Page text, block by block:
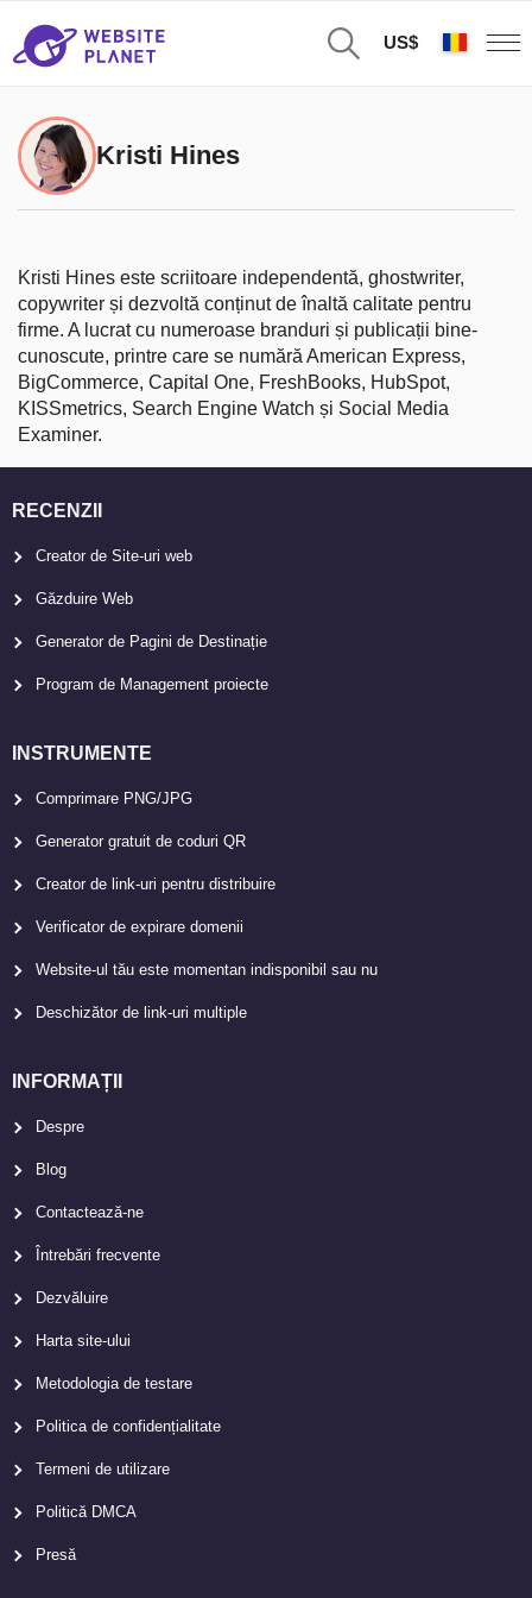
US$
Kristi Hines
Kristi Hines este scriitoare independentă, ghostwriter,
copywriter și dezvoltă conținut de înaltă calitate pentru
firme. A lucrat cu numeroase branduri și publicații bine-
cunoscute, printre care se numără American Express,
BigCommerce, Capital One, FreshBooks, HubSpot,
KISSmetrics, Search Engine Watch și Social Media
Examiner.
RECENZII
Creator de Site-uri web
Găzduire Web
Generator de Pagini de Destinație
Program de Management proiecte
INSTRUMENTE
Comprimare PNG/JPG
Generator gratuit de coduri QR
Creator de link-uri pentru distribuire
Verificator de expirare domenii
Website-ul tău este momentan indisponibil sau nu
Deschizător de link-uri multiple
INFORMAȚII
Despre
Blog
Contactează-ne
Întrebări frecvente
Dezvăluire
Harta site-ului
Metodologia de testare
Politica de confidențialitate
Termeni de utilizare
Politică DMCA
Presă